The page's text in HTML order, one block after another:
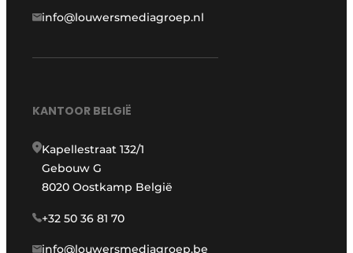
info@louwersmediagroep.nl
KANTOOR BELGIË
Kapellestraat 132/1
Gebouw G
8020 Oostkamp België
+32 50 36 81 70
info@louwersmediagroep.be